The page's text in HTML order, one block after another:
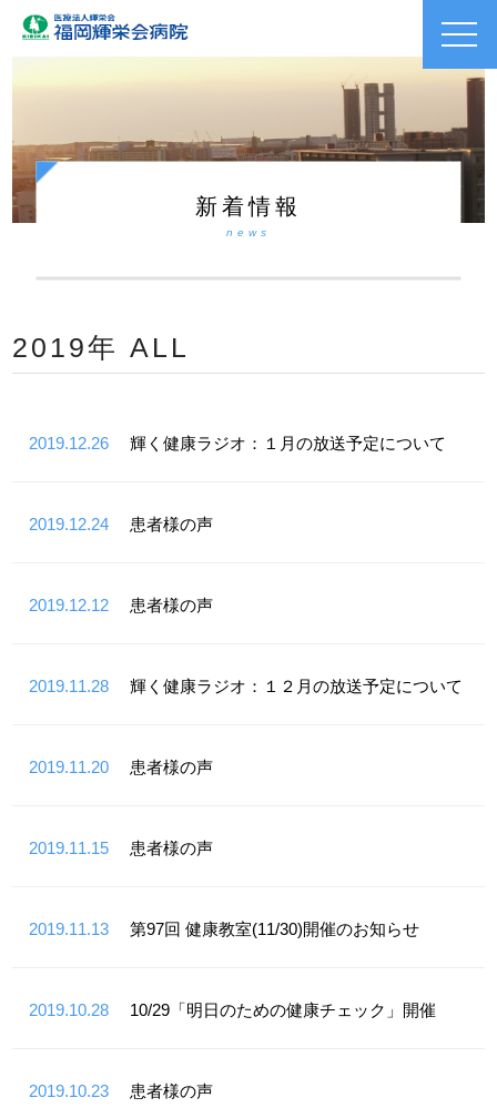
toggle
新着情報
news
2019年 ALL
2019.12.26 輝く健康ラジオ：１月の放送予定について
2019.12.24 患者様の声
2019.12.12 患者様の声
2019.11.28 輝く健康ラジオ：１２月の放送予定について
2019.11.20 患者様の声
2019.11.15 患者様の声
2019.11.13 第97回 健康教室(11/30)開催のお知らせ
2019.10.28 10/29「明日のための健康チェック」開催
2019.10.23 患者様の声